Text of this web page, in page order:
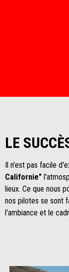
Item
Item
LE
Il n'est pas facile
Californie"
lieux. Ce que nous
nos pilotes se sont
l'ambiance et le